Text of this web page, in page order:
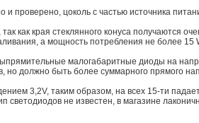
и проверено, цоколь с частью источника
как края стеклянного конуса получаются
а мощность потребления не более 15
малогабаритные диоды на
но должно быть более суммарного прямого
3,2V, таким образом, на всех 15-ти
светодиодов не известен, в магазине